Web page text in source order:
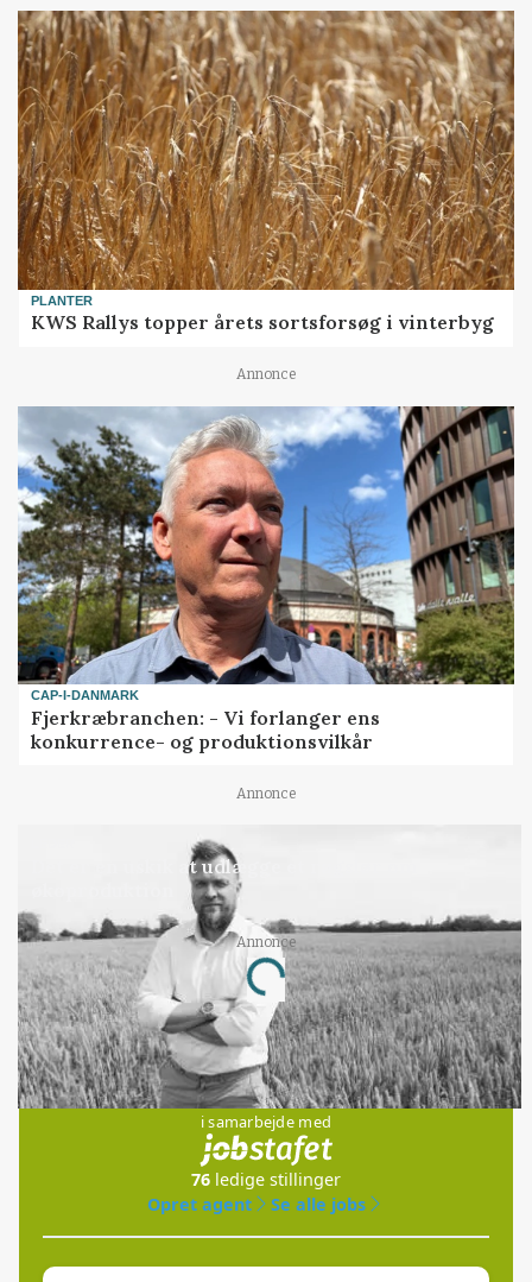
PLANTER
KWS Rallys topper årets sortsforsøg i vinterbyg
Annonce
CAP-I-DANMARK
Fjerkræbranchen: - Vi forlanger ens
konkurrence- og produktionsvilkår
Annonce
Det er en uskik at udlægge et røgslør om
Annonce
Loading...
Jobs
i samarbejde med
76 ledige stillinger
Opret agent
Se alle jobs